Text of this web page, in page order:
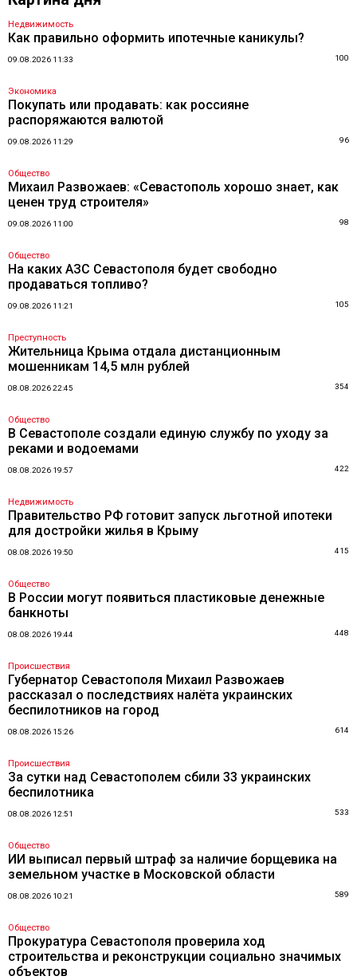
Недвижимость
Как правильно оформить ипотечные каникулы?
09.08.2026 11:33 100
Экономика
Покупать или продавать: как россияне
распоряжаются валютой
09.08.2026 11:29 96
Общество
Михаил Развожаев: «Севастополь хорошо знает, как
ценен труд строителя»
09.08.2026 11:00 98
Общество
На каких АЗС Севастополя будет свободно
продаваться топливо?
09.08.2026 11:21 105
Преступность
Жительница Крыма отдала дистанционным
мошенникам 14,5 млн рублей
08.08.2026 22:45 354
Общество
В Севастополе создали единую службу по уходу за
реками и водоемами
08.08.2026 19:57 422
Недвижимость
Правительство РФ готовит запуск льготной ипотеки
для достройки жилья в Крыму
08.08.2026 19:50 415
Общество
В России могут появиться пластиковые денежные
банкноты
08.08.2026 19:44 448
Происшествия
Губернатор Севастополя Михаил Развожаев
рассказал о последствиях налёта украинских
беспилотников на город
08.08.2026 15:26 614
Происшествия
За сутки над Севастополем сбили 33 украинских
беспилотника
08.08.2026 12:51 533
Общество
ИИ выписал первый штраф за наличие борщевика на
земельном участке в Московской области
08.08.2026 10:21 589
Общество
Прокуратура Севастополя проверила ход
строительства и реконструкции социально значимых
объектов